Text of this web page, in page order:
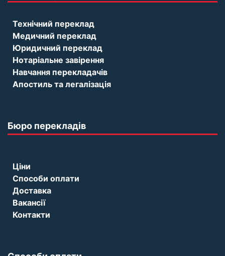
Технічний переклад
Медичний переклад
Юридичний переклад
Нотаріальне завірення
Навчання перекладачів
Апостиль та легалізація
Бюро перекладів
Ціни
Способи оплати
Доставка
Вакансії
Контакти